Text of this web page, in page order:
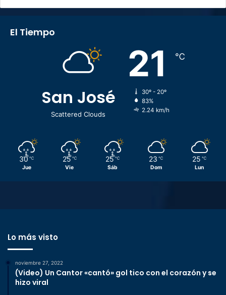
El Tiempo
San José
Scattered Clouds
21 ℃
30º - 20º
83%
2.24 km/h
30 ℃
Jue
25 ℃
Vie
25 ℃
Sáb
23 ℃
Dom
25 ℃
Lun
Lo más visto
noviembre 27, 2022
(Video) Un Cantor «cantó» gol tico con el corazón y se
hizo viral